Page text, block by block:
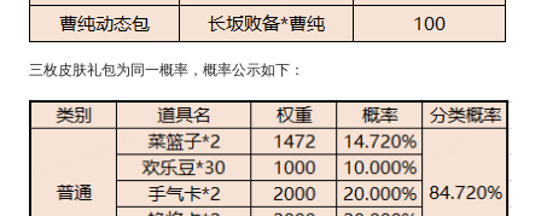
三枚皮肤礼包为同一概率，概率公示如下：